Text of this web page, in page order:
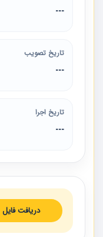
---
تاریخ تصویب
---
تاریخ اجرا
---
دریافت فایل